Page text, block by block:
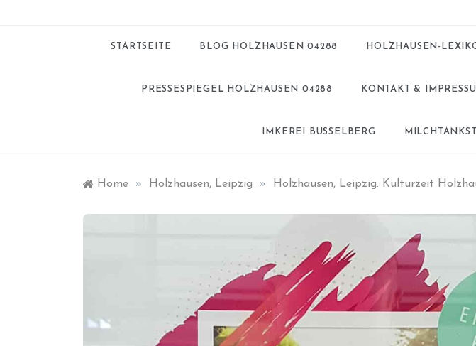
STARTSEITE BLOG HOLZHAUSEN 04288 HOLZHAUSEN-
PRESSESPIEGEL HOLZHAUSEN 04288 KONTAKT &
IMKEREI BÜSSELBERG
Home » Holzhausen, Leipzig » Holzhausen, Leipzig: Kulturzeit